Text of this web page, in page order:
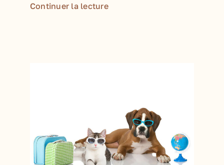
Continuer la lecture